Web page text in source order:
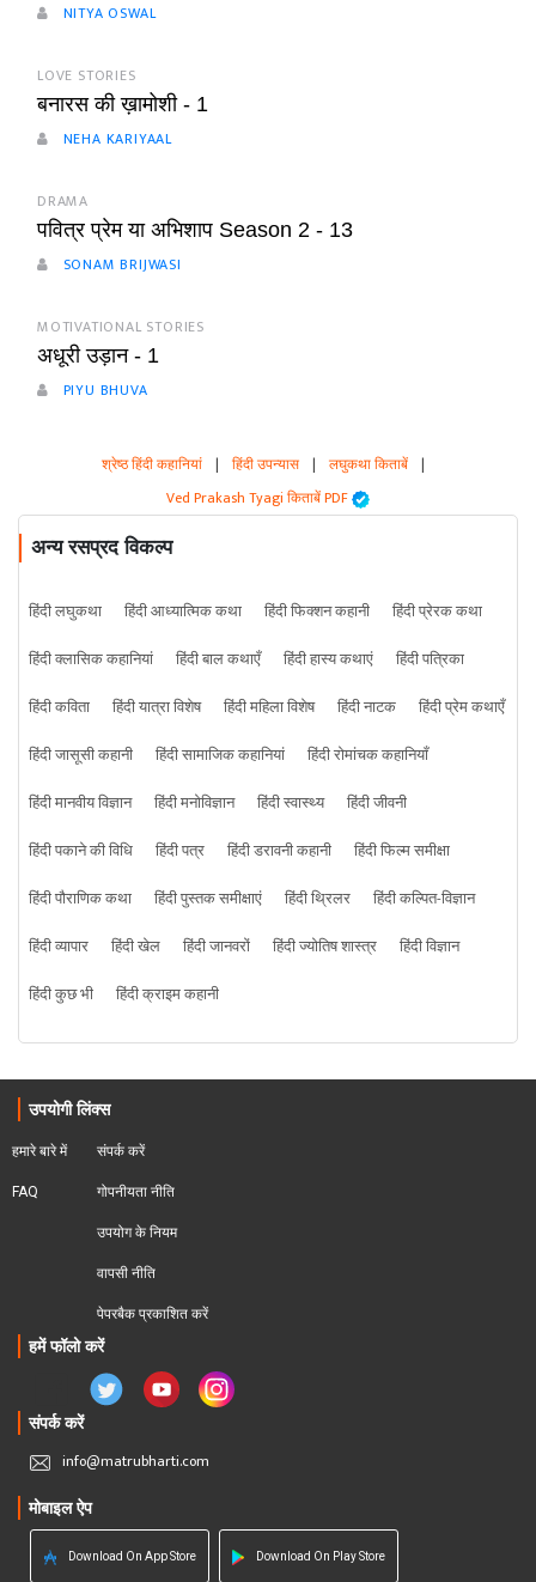
NITYA OSWAL
LOVE STORIES
बनारस की ख़ामोशी - 1
NEHA KARIYAAL
DRAMA
पवित्र प्रेम या अभिशाप Season 2 - 13
SONAM BRIJWASI
MOTIVATIONAL STORIES
अधूरी उड़ान - 1
PIYU BHUVA
श्रेष्ठ हिंदी कहानियां | हिंदी उपन्यास | लघुकथा किताबें |
Ved Prakash Tyagi किताबें PDF
अन्य रसप्रद विकल्प
हिंदी लघुकथा हिंदी आध्यात्मिक कथा हिंदी फिक्शन कहानी
हिंदी प्रेरक कथा
हिंदी क्लासिक कहानियां
हिंदी बाल कथाएँ हिंदी हास्य कथाएं
हिंदी पत्रिका
हिंदी कविता
हिंदी यात्रा विशेष हिंदी महिला विशेष हिंदी नाटक
हिंदी प्रेम कथाएँ
हिंदी जासूसी कहानी
हिंदी सामाजिक कहानियां
हिंदी रोमांचक कहानियाँ
हिंदी मानवीय विज्ञान
हिंदी मनोविज्ञान हिंदी स्वास्थ्य
हिंदी जीवनी
हिंदी पकाने की विधि
हिंदी पत्र हिंदी डरावनी कहानी
हिंदी फिल्म समीक्षा
हिंदी पौराणिक कथा
हिंदी पुस्तक समीक्षाएं हिंदी थ्रिलर
हिंदी कल्पित-विज्ञान
हिंदी व्यापार
हिंदी खेल हिंदी जानवरों हिंदी ज्योतिष शास्त्र
हिंदी विज्ञान
हिंदी कुछ भी
हिंदी क्राइम कहानी
उपयोगी लिंक्स
हमारे बारे में
FAQ
संपर्क करें
गोपनीयता नीति
उपयोग के नियम
वापसी नीति
पेपरबैक प्रकाशित करें
हमें फॉलो करें
संपर्क करें
info@matrubharti.com
मोबाइल ऐप
Download On App Store Download On Play Store